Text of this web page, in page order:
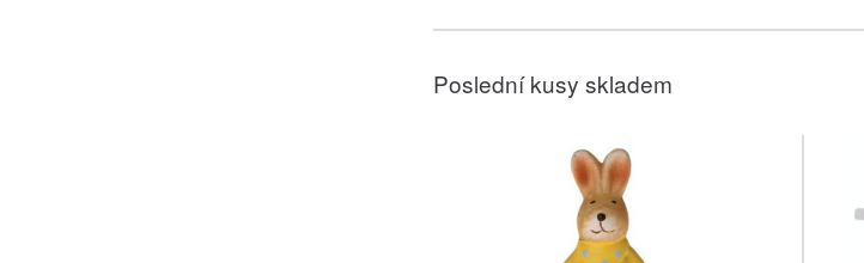
Poslední kusy skladem